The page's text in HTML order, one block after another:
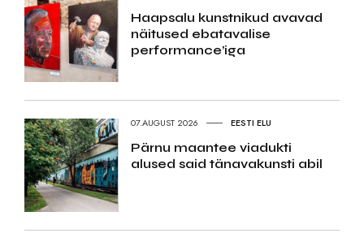
Haapsalu kunstnikud avavad
näitused ebatavalise
performance’iga
07.AUGUST 2026 EESTI ELU
Pärnu maantee viadukti
alused said tänavakunsti abil